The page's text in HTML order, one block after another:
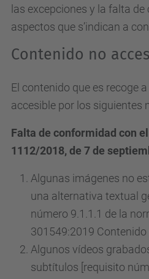
las excepciones y la falta
aspectos que s’indican a
Contenido no
El contenido que es recoge
accesible por los siguientes
Falta de conformidad con
1112/2018, de 7 de
Algunas imágenes no
una alternativa textual
número 9.1.1.1 de la
301549:2019 Contenido
Algunos vídeos
subtítulos [requisito